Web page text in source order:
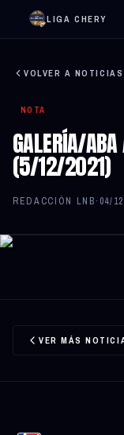
LIGA CHERY
VOLVER A NOTICIAS
NOTA
GALERÍA/
(5/12/2021)
REDACCIÓN LNB· 04/
VER MÁS